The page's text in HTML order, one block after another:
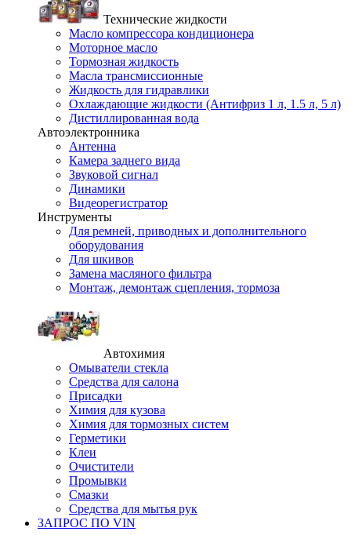
Технические жидкости
Масло компрессора кондиционера
Моторное масло
Тормозная жидкость
Масла трансмиссионные
Жидкость для гидравлики
Охлаждающие жидкости (Антифриз 1 л, 1.5 л, 5 л)
Дистиллированная вода
Автоэлектронника
Антенна
Камера заднего вида
Звуковой сигнал
Динамики
Видеорегистратор
Инструменты
Для ремней, приводных и дополнительного
оборудования
Для шкивов
Замена масляного фильтра
Монтаж, демонтаж сцепления, тормоза
Автохимия
Омыватели стекла
Средства для салона
Присадки
Химия для кузова
Химия для тормозных систем
Герметики
Клеи
Очистители
Промывки
Смазки
Средства для мытья рук
ЗАПРОС ПО VIN